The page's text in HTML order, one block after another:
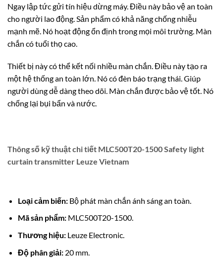
Ngay lập tức gửi tín hiệu dừng máy. Điều này bảo vệ an toàn
cho người lao động. Sản phẩm có khả năng chống nhiễu
mạnh mẽ. Nó hoạt động ổn định trong mọi môi trường. Màn
chắn có tuổi thọ cao.
Thiết bị này có thể kết nối nhiều màn chắn. Điều này tạo ra
một hệ thống an toàn lớn. Nó có đèn báo trạng thái. Giúp
người dùng dễ dàng theo dõi. Màn chắn được bảo vệ tốt. Nó
chống lại bụi bẩn và nước.
Thông số kỹ thuật chi tiết MLC500T20-1500 Safety light
curtain transmitter Leuze Vietnam
Loại cảm biến:Bộ phát màn chắn ánh sáng an toàn.
Mã sản phẩm:MLC500T20-1500.
Thương hiệu:Leuze Electronic.
Độ phân giải:20 mm.